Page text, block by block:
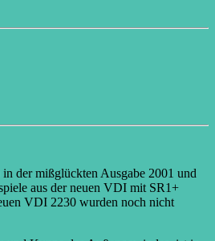
der mißglückten Ausgabe 2001 und
aus der neuen VDI mit SR1+
VDI 2230 wurden noch nicht